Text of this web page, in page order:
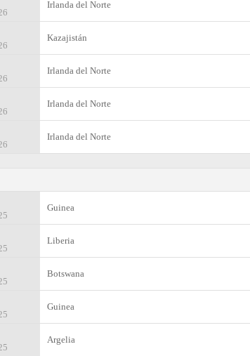
Irlanda del Norte
Kazajistán
Irlanda del Norte
Irlanda del Norte
Irlanda del Norte
Guinea
Liberia
Botswana
Guinea
Argelia